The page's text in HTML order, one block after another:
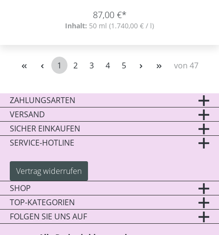
87,00 €*
Inhalt: 50 ml (1.740,00 € / l)
Seite
1 Seite
2 Seite
3 Seite
4 Seite
5 von 47
ZAHLUNGSARTEN
VERSAND
SICHER EINKAUFEN
SERVICE-HOTLINE
Vertrag widerrufen
SHOP
TOP-KATEGORIEN
FOLGEN SIE UNS AUF